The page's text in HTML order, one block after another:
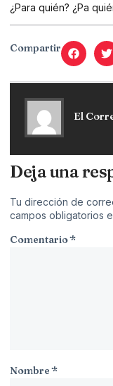
¿Para quién? ¿Pa
Compartir
El
Deja una
Tu dirección de
campos obligatorios
Comentario*
Nombre*